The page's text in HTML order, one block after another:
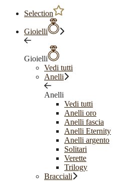
Selection
Gioielli
Gioielli
Vedi tutti
Anelli
Anelli
Vedi tutti
Anelli oro
Anelli fascia
Anelli Eternity
Anelli argento
Solitari
Verette
Trilogy
Bracciali